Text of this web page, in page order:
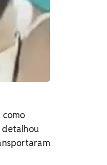
como
detalhou